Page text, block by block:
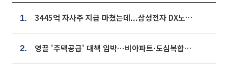
1. 3445억 자사주 지급 마쳤는데...삼성전자 DX노조, 뒤늦은 '떼쓰기 집회'
2. 영끌 '주택공급' 대책 임박⋯비아파트·도심복합까지 총동원